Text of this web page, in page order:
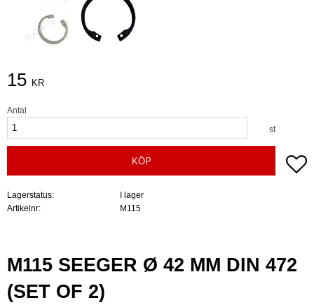
15 KR
Antal
st
KÖP
Lagerstatus
I lager
Artikelnr
M115
M115 SEEGER Ø 42 MM DIN 472
(SET OF 2)